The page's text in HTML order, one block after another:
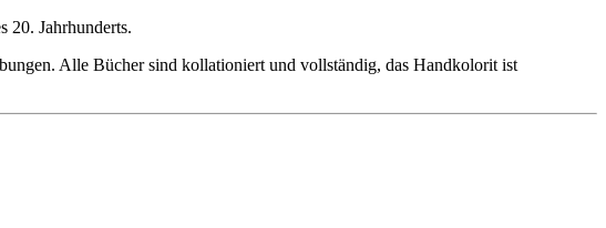
20. Jahrhunderts.
Alle Bücher sind kollationiert und vollständig, das Handkolorit ist